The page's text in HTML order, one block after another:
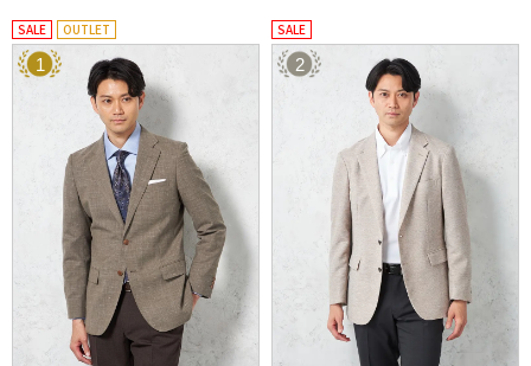
SALE OUTLET
1
SALE
2